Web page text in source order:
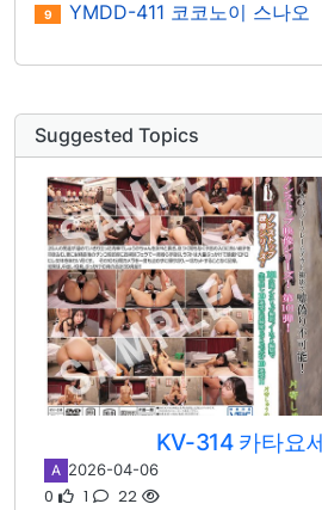
9 YMDD-411 코코노이 스나오
Suggested Topics
KV-314 카타요
A 2026-04-06
0 1 22